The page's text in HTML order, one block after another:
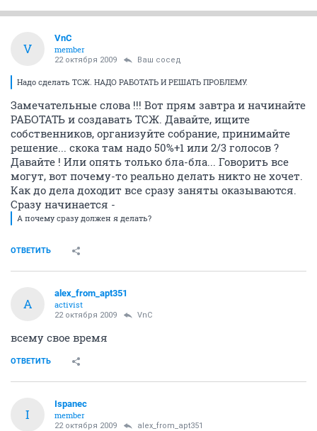
V
VnC
member
22 октября 2009 Ваш сосед
Надо сделать ТСЖ. НАДО РАБОТАТЬ И РЕШАТЬ ПРОБЛЕМУ.
Замечательные слова !!! Вот прям завтра и начинайте
РАБОТАТЬ и создавать ТСЖ. Давайте, ищите
собственников, организуйте собрание, принимайте
решение... скока там надо 50%+1 или 2/3 голосов ?
Давайте ! Или опять только бла-бла... Говорить все
могут, вот почему-то реально делать никто не хочет.
Как до дела доходит все сразу заняты оказываются.
Сразу начинается -
А почему сразу должен я делать?
ОТВЕТИТЬ
A
alex_from_apt351
activist
22 октября 2009 VnC
всему свое время
ОТВЕТИТЬ
I
Ispanec
member
22 октября 2009 alex_from_apt351